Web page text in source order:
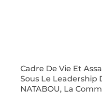
Cadre De Vie Et
Sous Le Leadership
NATABOU, La